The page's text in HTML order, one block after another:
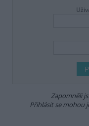
Zapomněli
Přihlásit se mohou